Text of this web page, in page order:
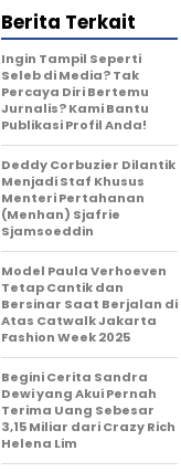
Berita Terkait
Ingin Tampil Seperti
Seleb di Media? Tak
Percaya Diri Bertemu
Jurnalis? Kami Bantu
Publikasi Profil Anda!
Deddy Corbuzier Dilantik
Menjadi Staf Khusus
Menteri Pertahanan
(Menhan) Sjafrie
Sjamsoeddin
Model Paula Verhoeven
Tetap Cantik dan
Bersinar Saat Berjalan di
Atas Catwalk Jakarta
Fashion Week 2025
Begini Cerita Sandra
Dewi yang Akui Pernah
Terima Uang Sebesar
3,15 Miliar dari Crazy Rich
Helena Lim